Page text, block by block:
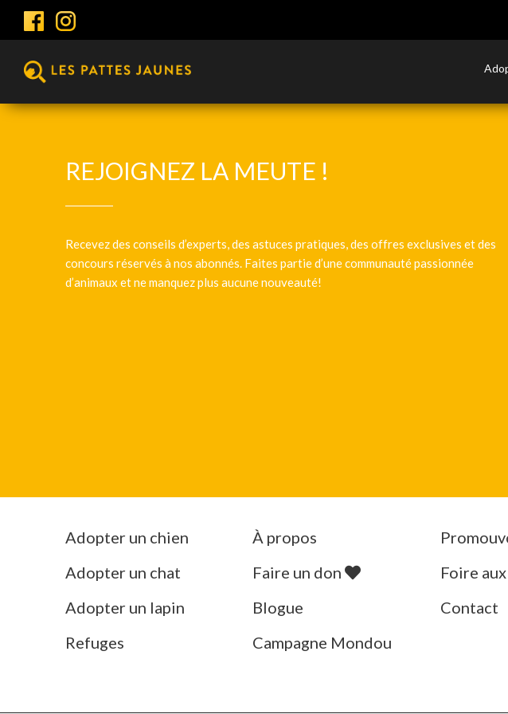
REJOIGNEZ LA MEUTE !
Recevez des conseils d’experts, des astuces pratiques, des offres exclusives et des
concours réservés à nos abonnés. Faites partie d’une communauté passionnée
d’animaux et ne manquez plus aucune nouveauté!
Adopter un chien
Adopter un chat
Adopter un lapin
Refuges
À propos
Faire un don
Blogue
Campagne Mondou
Foire
Contact